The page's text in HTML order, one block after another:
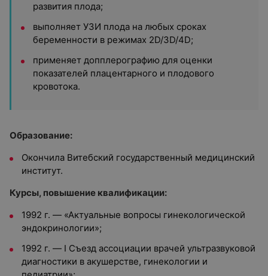
развития плода;
выполняет УЗИ плода на любых сроках
беременности в режимах 2D/3D/4D;
применяет допплерографию для оценки
показателей плацентарного и плодового
кровотока.
Образование:
Окончила Витебский государственный медицинский
институт.
Курсы, повышение квалификации:
1992 г. — «Актуальные вопросы гинекологической
эндокринологии»;
1992 г. — I Съезд ассоциации врачей ультразвуковой
диагностики в акушерстве, гинекологии и